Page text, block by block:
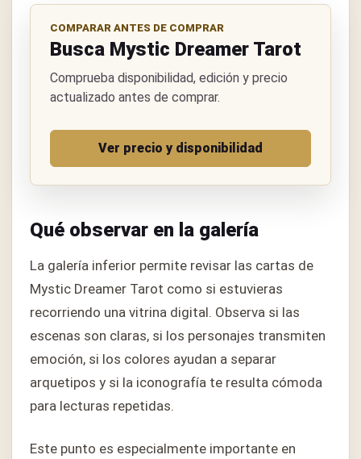
COMPARAR ANTES DE COMPRAR
Busca Mystic Dreamer Tarot
Comprueba disponibilidad, edición y precio
actualizado antes de comprar.
Ver precio y disponibilidad
Qué observar en la galería
La galería inferior permite revisar las cartas de
Mystic Dreamer Tarot como si estuvieras
recorriendo una vitrina digital. Observa si las
escenas son claras, si los personajes transmiten
emoción, si los colores ayudan a separar
arquetipos y si la iconografía te resulta cómoda
para lecturas repetidas.
Este punto es especialmente importante en